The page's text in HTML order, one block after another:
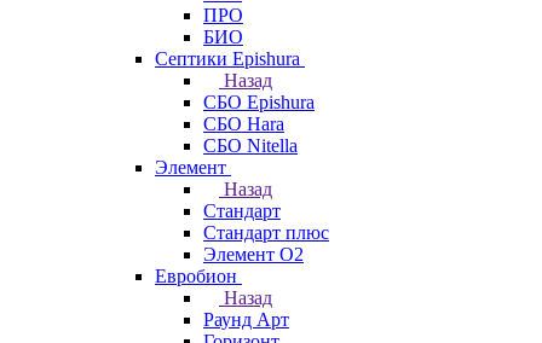
ПРО
БИО
Септики Epishura
Назад
СБО Epishura
СБО Hara
СБО Nitella
Элемент
Назад
Стандарт
Стандарт плюс
Элемент О2
Евробион
Назад
Раунд Арт